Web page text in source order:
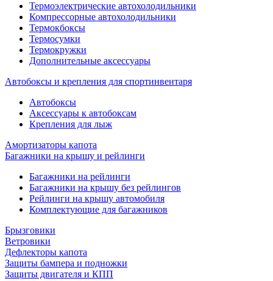
Термоэлектрические автохолодильники
Компрессорные автохолодильники
Термокбоксы
Термосумки
Термокружки
Дополнительные аксессуары
Автобоксы и крепления для спортинвентаря
Автобоксы
Аксессуары к автобоксам
Крепления для лыж
Амортизаторы капота
Багажники на крышу и рейлинги
Багажники на рейлинги
Багажники на крышу без рейлингов
Рейлинги на крышу автомобиля
Комплектующие для багажников
Брызговики
Ветровики
Дефлекторы капота
Защиты бампера и подножки
Защиты двигателя и КПП